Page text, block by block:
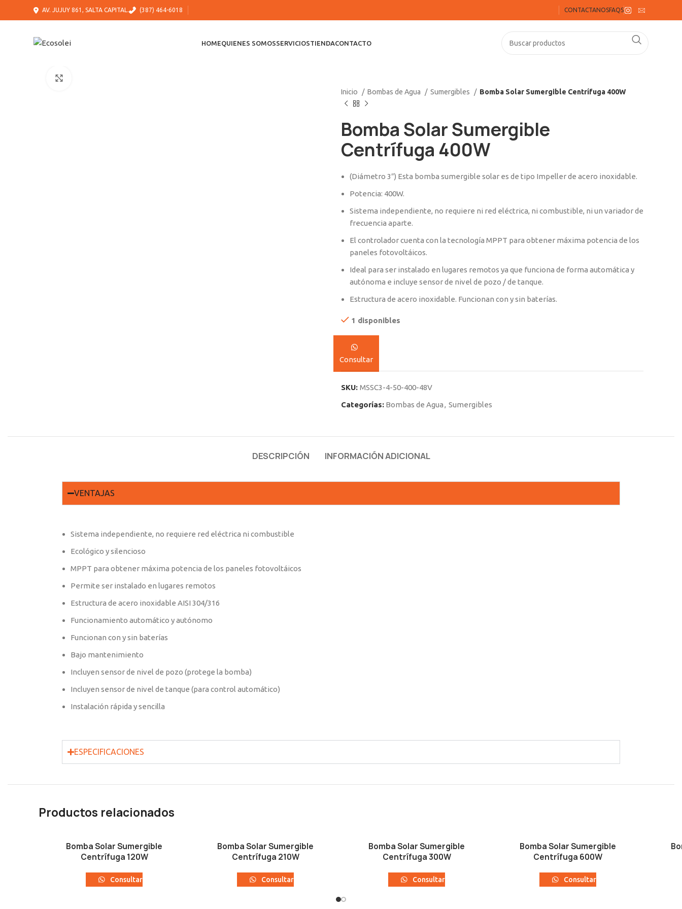
AV. JUJUY 861, SALTA CAPITAL. (387) 464-6018 CONTACTANOSFAQS
HOMEQUIENES SOMOSSERVICIOSTIENDACONTACTO
Inicio
Bombas de Agua Sumergibles Bomba Solar Sumergible Centrífuga 400W
Bomba Solar Sumergible
Centrífuga 400W
(Diámetro 3″) Esta bomba sumergible solar es de tipo Impeller de acero inoxidable.
Potencia: 400W.
Sistema independiente, no requiere ni red eléctrica, ni combustible, ni un variador de
frecuencia aparte.
El controlador cuenta con la tecnología MPPT para obtener máxima potencia de los
paneles fotovoltáicos.
Ideal para ser instalado en lugares remotos ya que funciona de forma automática y
autónoma e incluye sensor de nivel de pozo / de tanque.
Estructura de acero inoxidable. Funcionan con y sin baterías.
1 disponibles
Consultar
SKU: MSSC3-4-50-400-48V
Categorías: Bombas de Agua, Sumergibles
DESCRIPCIÓN INFORMACIÓN ADICIONAL
VENTAJAS
Sistema independiente, no requiere red eléctrica ni combustible
Ecológico y silencioso
MPPT para obtener máxima potencia de los paneles fotovoltáicos
Permite ser instalado en lugares remotos
Estructura de acero inoxidable AISI 304/316
Funcionamiento automático y autónomo
Funcionan con y sin baterías
Bajo mantenimiento
Incluyen sensor de nivel de pozo (protege la bomba)
Incluyen sensor de nivel de tanque (para control automático)
Instalación rápida y sencilla
ESPECIFICACIONES
Productos relacionados
Bomba Solar Sumergible
Centrífuga 120W
Consultar
Bomba Solar Sumergible
Centrífuga 210W
Consultar
Bomba Solar Sumergible
Centrífuga 300W
Consultar
Bomba Solar Sumergible
Centrífuga 600W
Consultar